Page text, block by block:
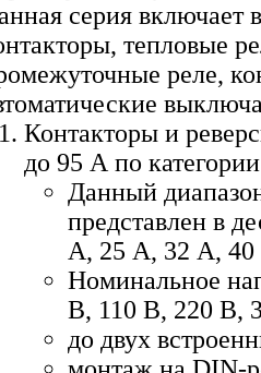
серия включает
тепловые
реле,
Контакторы и
до 95 А по
Данный
представлен в
А, 25 А, 32 А,
Номинальное
В, 110 В, 220 В,
до двух